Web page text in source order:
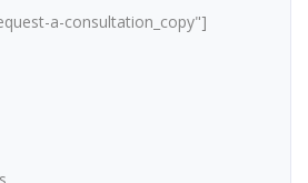
a-consultation_copy"]